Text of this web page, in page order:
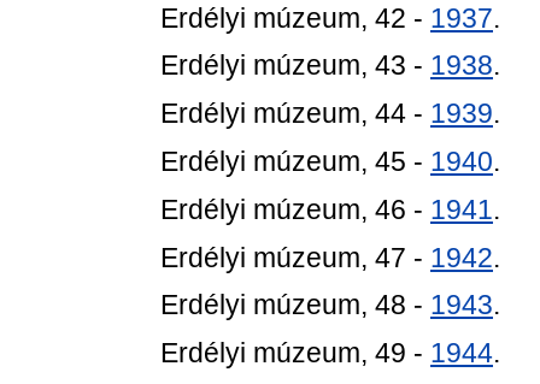
Erdélyi múzeum, 42 - 1937.
Erdélyi múzeum, 43 - 1938.
Erdélyi múzeum, 44 - 1939.
Erdélyi múzeum, 45 - 1940.
Erdélyi múzeum, 46 - 1941.
Erdélyi múzeum, 47 - 1942.
Erdélyi múzeum, 48 - 1943.
Erdélyi múzeum, 49 - 1944.